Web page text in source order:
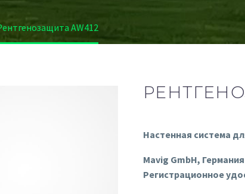
AW412
Настенная система
Mavig GmbH, Германия
Регистрационное